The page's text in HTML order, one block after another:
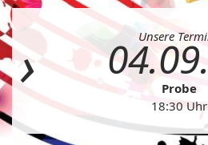
Unsere
Probe
18:30 Uhr